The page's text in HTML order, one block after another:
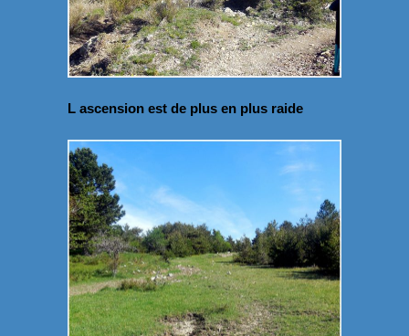
L ascension est de plus en plus raide